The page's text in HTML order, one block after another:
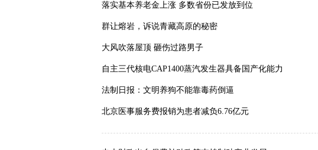
落实基本养老金上涨 多数省份已发放到位
群让熔岩，诉说青藏高原的秘密
大风吹落屋顶 砸伤过路男子
自主三代核电CAP1400蒸汽发生器具备国产化能力
法制日报：文明养狗不能靠毒药倒逼
北京医事服务费报销为患者减负6.76亿元